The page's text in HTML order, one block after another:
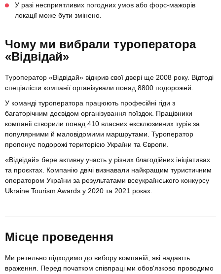
У разі несприятливих погодних умов або форс-мажорів
локації може бути змінено.
Чому ми вибрали туроператора
«Відвідай»
Туроператор «Відвідай» відкрив свої двері ще 2008 року. Відтоді
спеціалісти компанії організували понад 8800 подорожей.
У команді туроператора працюють професійні гіди з
багаторічним досвідом організування поїздок. Працівники
компанії створили понад 410 власних ексклюзивних турів за
популярними й маловідомими маршрутами. Туроператор
пропонує подорожі територією України та Європи.
«Відвідай» бере активну участь у різних благодійних ініціативах
та проєктах. Компанію двічі визнавали найкращим туристичним
оператором України за результатами всеукраїнського конкурсу
Ukraine Tourism Awards у 2020 та 2021 роках.
Місце проведення
Ми ретельно підходимо до вибору компаній, які надають
враження. Перед початком співпраці ми обов'язково проводимо